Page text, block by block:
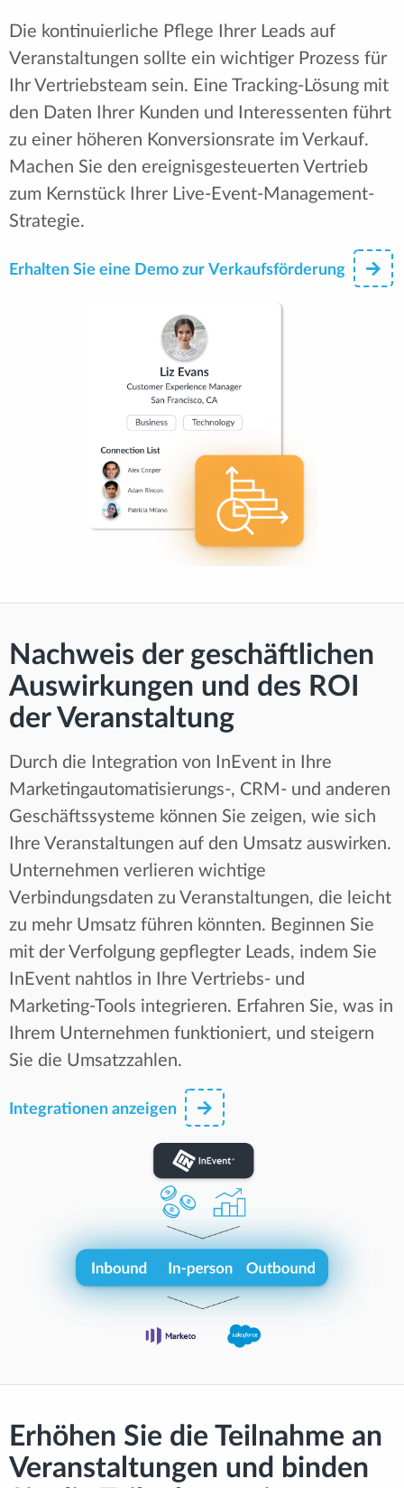
Die kontinuierliche Pflege Ihrer Leads auf
Veranstaltungen sollte ein wichtiger Prozess für
Ihr Vertriebsteam sein. Eine Tracking-Lösung mit
den Daten Ihrer Kunden und Interessenten führt
zu einer höheren Konversionsrate im Verkauf.
Machen Sie den ereignisgesteuerten Vertrieb
zum Kernstück Ihrer Live-Event-Management-
Strategie.
Erhalten Sie eine Demo zur Verkaufsförderung
Nachweis der geschäftlichen
Auswirkungen und des ROI
der Veranstaltung
Durch die Integration von InEvent in Ihre
Marketingautomatisierungs-, CRM- und anderen
Geschäftssysteme können Sie zeigen, wie sich
Ihre Veranstaltungen auf den Umsatz auswirken.
Unternehmen verlieren wichtige
Verbindungsdaten zu Veranstaltungen, die leicht
zu mehr Umsatz führen könnten. Beginnen Sie
mit der Verfolgung gepflegter Leads, indem Sie
InEvent nahtlos in Ihre Vertriebs- und
Marketing-Tools integrieren. Erfahren Sie, was in
Ihrem Unternehmen funktioniert, und steigern
Sie die Umsatzzahlen.
Integrationen anzeigen
Erhöhen Sie die Teilnahme an
Veranstaltungen und binden